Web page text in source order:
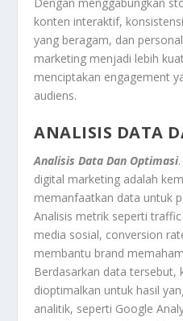
konten interaktif,
yang beragam, dan
marketing menjadi lebih
menciptakan engagement
audiens.
ANALISIS DATA
Analisis Data Dan Optimasi
digital marketing adalah
memanfaatkan data untuk
Analisis metrik seperti
media sosial, conversion
membantu brand
Berdasarkan data tersebut,
dioptimalkan untuk hasil
analitik, seperti Google